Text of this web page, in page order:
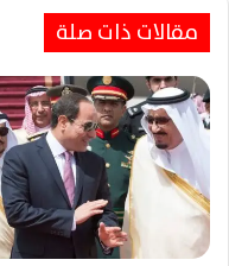
السيسي يؤكد
الجزائر ويبحثان
مقالات ذات صلة